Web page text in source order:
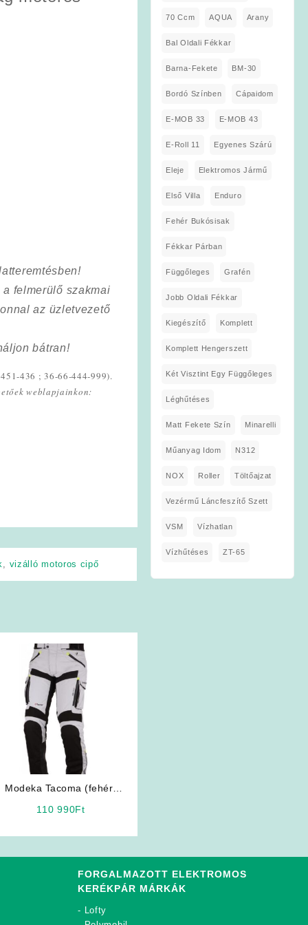
felmerülő szakmai
az üzletvezető
bátran!
436 ; 36-66-444-999).
weblapjainkon:
, vizálló motoros cipő
Modeka Tacoma (fehér)
110 990Ft
70 Ccm AQUA Arany
Bal Oldali Fékkar
Barna-Fekete BM-30
Bordó Színben Cápaidom
E-MOB 33 E-MOB 43
E-Roll 11 Egyenes Szárú
Eleje Elektromos Jármű
Első Villa Enduro
Fehér Bukósisak
Fékkar Párban
Függőleges Grafén
Jobb Oldali Fékkar
Kiegészítő Komplett
Komplett Hengerszett
Két Visztint Egy Függőleges
Léghűtéses
Matt Fekete Szín Minarelli
Műanyag Idom N312
NOX Roller Töltőajzat
Vezérmű Láncfeszítő Szett
VSM Vízhatlan
Vízhűtéses ZT-65
FORGALMAZOTT ELEKTROMOS
KERÉKPÁR MÁRKÁK
- Lofty